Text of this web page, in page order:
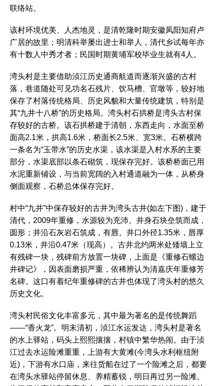
联络站。
该村环境优美、人杰地灵，是清乾隆时期安徽凤阳知府卢
广居的故里；明清科举屡出进士和举人，清代乡试每年亦
有十数人中秀才者；民国时期黄埔军校毕业生就有4人。
湾头村是主要借助浈江历史通商航道而逐渐兴盛的古村
落，巷道随处可见功名石残片、饮马槽、官墩等，较好地
保存了村落传统格局、历史风貌和大量传统建筑，特别是
其“九井十八桥”的历史格局。湾头村石拱桥是湾头古村保
存较好的古桥。该石拱桥建于清朝，东西走向，水面至桥
面高2.1米，拱高1.6米，桥面长2.5米、宽3米。石桥横跨
一条名为“玉带水”的历史水渠，该水渠是入村水系的主要
部分，水渠底部以条石砌筑，现保存完好。该桥桥面已用
水泥重新铺设，与当前宽阔的入村通道融为一体，从桥身
侧面观察，石桥总体保存完好。
村中“九井”中保存较好的古井为湾头古井(如左下图)，建于
清代，2009年重修，水源较为充沛。井身石块垒筑而成，
圆形；井沿石灰岩石筑成，有唇。井口外径1.35米，唇厚
0.13米，井沿0.47米（现高）。古井北约两米处矮墙上立
有残碑一块，残碑前方放置一块碑，上面是《重修石螺边
井碑记》，因表面磨损严重，依稀辨认为清嘉庆年重修芳
名碑。这口有着纪年重修碑的古井也体现了湾头村的悠久
历史文化。
湾头村民俗文化丰富多元，其中最为著名的是传统舞蹈
——“香火龙”。明末清初，浈江水运发达，湾头村是著名
的水上驿站，码头上熙熙攘攘，村镇中繁华热闹。由于浈
江过去水运险滩重重，上游有大黄滩(今湾头水利枢纽附
近)，下游有水口庙，来往货船在过了一个险滩之后，都要
在湾头水驿站停留休息、养精蓄锐，明日再过另一险滩。